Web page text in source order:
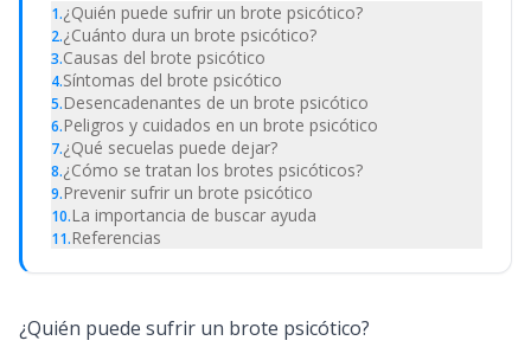
1.¿Quién puede sufrir un brote psicótico?
2.¿Cuánto dura un brote psicótico?
3.Causas del brote psicótico
4.Síntomas del brote psicótico
5.Desencadenantes de un brote psicótico
6.Peligros y cuidados en un brote psicótico
7.¿Qué secuelas puede dejar?
8.¿Cómo se tratan los brotes psicóticos?
9.Prevenir sufrir un brote psicótico
10.La importancia de buscar ayuda
11.Referencias
¿Quién puede sufrir un brote psicótico?